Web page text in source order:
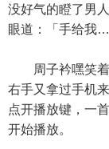
没好气的瞪了男
眼道：「手给我
周子衿嘿笑着
右手又拿过手机来
点开播放键，一
开始播放。